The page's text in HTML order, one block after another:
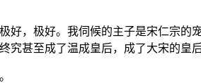
好，极好。我伺候的主子是宋仁宗
究甚至成了温成皇后，成了大宋的皇后